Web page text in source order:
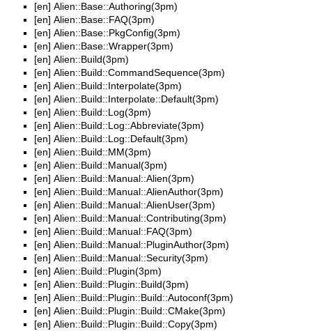
[en] Alien::Base::Authoring(3pm)
[en] Alien::Base::FAQ(3pm)
[en] Alien::Base::PkgConfig(3pm)
[en] Alien::Base::Wrapper(3pm)
[en] Alien::Build(3pm)
[en] Alien::Build::CommandSequence(3pm)
[en] Alien::Build::Interpolate(3pm)
[en] Alien::Build::Interpolate::Default(3pm)
[en] Alien::Build::Log(3pm)
[en] Alien::Build::Log::Abbreviate(3pm)
[en] Alien::Build::Log::Default(3pm)
[en] Alien::Build::MM(3pm)
[en] Alien::Build::Manual(3pm)
[en] Alien::Build::Manual::Alien(3pm)
[en] Alien::Build::Manual::AlienAuthor(3pm)
[en] Alien::Build::Manual::AlienUser(3pm)
[en] Alien::Build::Manual::Contributing(3pm)
[en] Alien::Build::Manual::FAQ(3pm)
[en] Alien::Build::Manual::PluginAuthor(3pm)
[en] Alien::Build::Manual::Security(3pm)
[en] Alien::Build::Plugin(3pm)
[en] Alien::Build::Plugin::Build(3pm)
[en] Alien::Build::Plugin::Build::Autoconf(3pm)
[en] Alien::Build::Plugin::Build::CMake(3pm)
[en] Alien::Build::Plugin::Build::Copy(3pm)